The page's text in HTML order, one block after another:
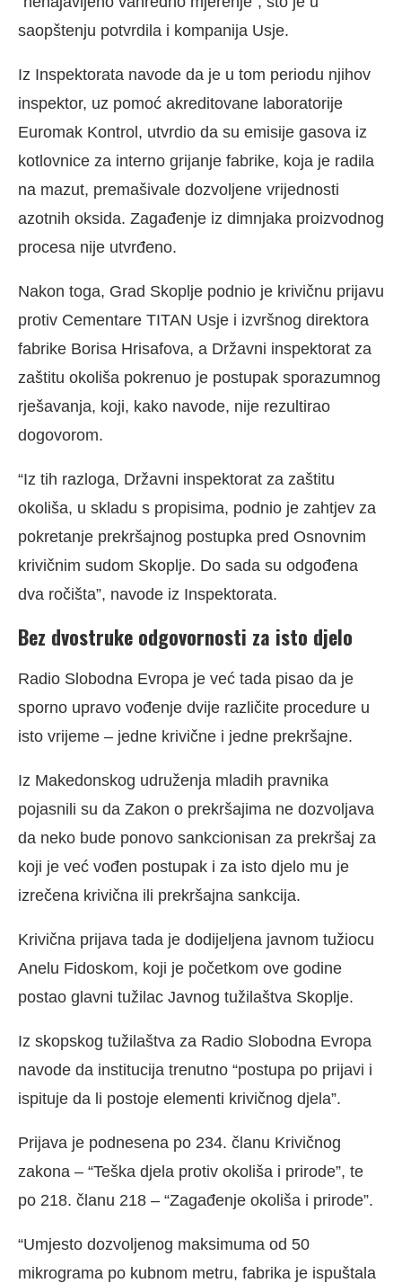
saopštenju potvrdila i kompanija Usje.
Iz Inspektorata navode da je u tom periodu njihov
inspektor, uz pomoć akreditovane laboratorije
Euromak Kontrol, utvrdio da su emisije gasova iz
kotlovnice za interno grijanje fabrike, koja je radila
na mazut, premašivale dozvoljene vrijednosti
azotnih oksida. Zagađenje iz dimnjaka proizvodnog
procesa nije utvrđeno.
Nakon toga, Grad Skoplje podnio je krivičnu prijavu
protiv Cementare TITAN Usje i izvršnog direktora
fabrike Borisa Hrisafova, a Državni inspektorat za
zaštitu okoliša pokrenuo je postupak sporazumnog
rješavanja, koji, kako navode, nije rezultirao
dogovorom.
“Iz tih razloga, Državni inspektorat za zaštitu
okoliša, u skladu s propisima, podnio je zahtjev za
pokretanje prekršajnog postupka pred Osnovnim
krivičnim sudom Skoplje. Do sada su odgođena
dva ročišta”, navode iz Inspektorata.
Bez dvostruke odgovornosti za isto djelo
Radio Slobodna Evropa je već tada pisao da je
sporno upravo vođenje dvije različite procedure u
isto vrijeme – jedne krivične i jedne prekršajne.
Iz Makedonskog udruženja mladih pravnika
pojasnili su da Zakon o prekršajima ne dozvoljava
da neko bude ponovo sankcionisan za prekršaj za
koji je već vođen postupak i za isto djelo mu je
izrečena krivična ili prekršajna sankcija.
Krivična prijava tada je dodijeljena javnom tužiocu
Anelu Fidoskom, koji je početkom ove godine
postao glavni tužilac Javnog tužilaštva Skoplje.
Iz skopskog tužilaštva za Radio Slobodna Evropa
navode da institucija trenutno “postupa po prijavi i
ispituje da li postoje elementi krivičnog djela”.
Prijava je podnesena po 234. članu Krivičnog
zakona – “Teška djela protiv okoliša i prirode”, te
po 218. članu 218 – “Zagađenje okoliša i prirode”.
“Umjesto dozvoljenog maksimuma od 50
mikrograma po kubnom metru, fabrika je ispuštala